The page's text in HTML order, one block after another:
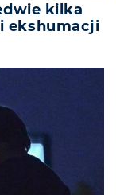
kilka
ekshumacji